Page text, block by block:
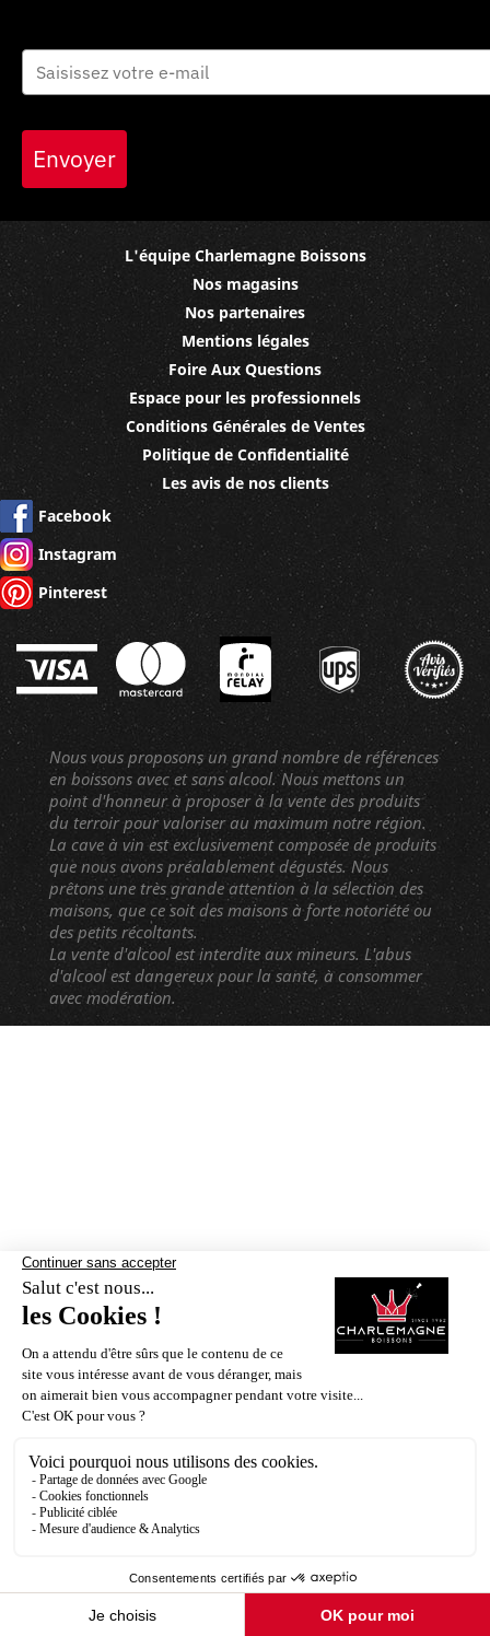
Envoyer
L'équipe Charlemagne Boissons
Nos magasins
Nos partenaires
Mentions légales
Foire Aux Questions
Espace pour les professionnels
Conditions Générales de Ventes
Politique de Confidentialité
Les avis de nos clients
Facebook
Instagram
Pinterest
Nous vous proposons un grand nombre de références
en boissons avec et sans alcool. Nous mettons un
point d'honneur à proposer à la vente des produits
du terroir pour valoriser au maximum notre région.
La cave à vin est exclusivement composée de produits
que nous avons préalablement dégustés. Nous
prêtons une très grande attention à la sélection des
maisons, que ce soit des maisons à forte notoriété ou
des petits récoltants.
La vente d'alcool est interdite aux mineurs. L'abus
d'alcool est dangereux pour la santé, à consommer
avec modération.